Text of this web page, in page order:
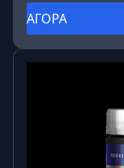
ύλες και
γυμνάζονται,
Η φιλοσοφία
Προϊόντα για
Εξαιρετική
ΑΓΟΡΑ